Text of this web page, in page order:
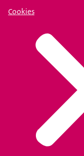
Cookies